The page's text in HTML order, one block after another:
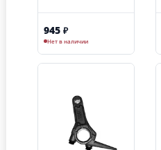
945 ₽
Нет в наличии